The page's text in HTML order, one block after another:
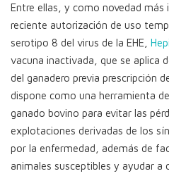
Entre ellas, y como novedad
reciente autorización de uso
serotipo 8 del virus de la EHE,
vacuna inactivada, que se aplica
del ganadero previa prescripción
dispone como una herramienta
ganado bovino para evitar las
explotaciones derivadas de los
por la enfermedad, además de
animales susceptibles y ayudar a